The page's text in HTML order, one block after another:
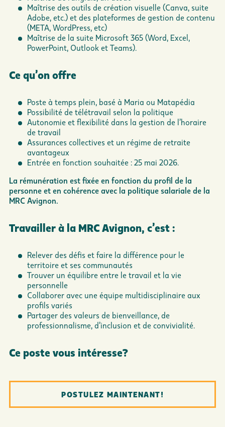
Maîtrise des outils de création visuelle (Canva, suite
Adobe, etc.) et des plateformes de gestion de contenu
(META, WordPress, etc)
Maîtrise de la suite Microsoft 365 (Word, Excel,
PowerPoint, Outlook et Teams).
Ce qu’on offre
Poste à temps plein, basé à Maria ou Matapédia
Possibilité de télétravail selon la politique
Autonomie et flexibilité dans la gestion de l’horaire
de travail
Assurances collectives et un régime de retraite
avantageux
Entrée en fonction souhaitée : 25 mai 2026.
La rémunération est fixée en fonction du profil de la
personne et en cohérence avec la politique salariale de la
MRC Avignon.
Travailler à la MRC Avignon, c’est :
Relever des défis et faire la différence pour le
territoire et ses communautés
Trouver un équilibre entre le travail et la vie
personnelle
Collaborer avec une équipe multidisciplinaire aux
profils variés
Partager des valeurs de bienveillance, de
professionnalisme, d’inclusion et de convivialité.
Ce poste vous intéresse?
POSTULEZ MAINTENANT!